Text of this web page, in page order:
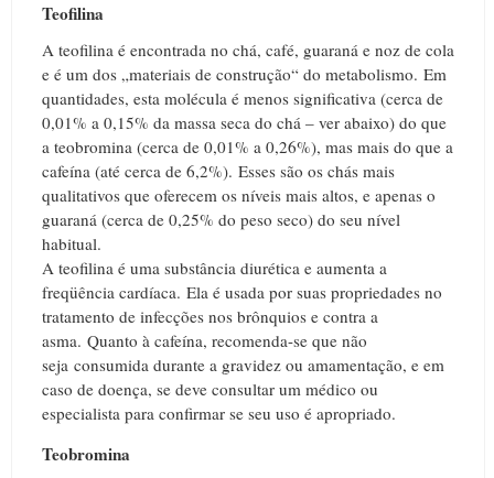
Teofilina
A teofilina é encontrada no chá, café, guaraná e noz de cola
e é um dos „materiais de construção“ do metabolismo. Em
quantidades, esta molécula é menos significativa (cerca de
0,01% a 0,15% da massa seca do chá – ver abaixo) do que
a teobromina (cerca de 0,01% a 0,26%), mas mais do que a
cafeína (até cerca de 6,2%). Esses são os chás mais
qualitativos que oferecem os níveis mais altos, e apenas o
guaraná (cerca de 0,25% do peso seco) do seu nível
habitual.
A teofilina é uma substância diurética e aumenta a
freqüência cardíaca. Ela é usada por suas propriedades no
tratamento de infecções nos brônquios e contra a
asma. Quanto à cafeína, recomenda-se que não
seja consumida durante a gravidez ou amamentação, e em
caso de doença, se deve consultar um médico ou
especialista para confirmar se seu uso é apropriado.
Teobromina